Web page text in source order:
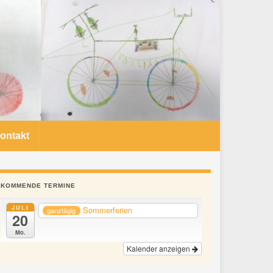
KOMMENDE TERMINE
JULI
20
Mo.
ganztägig Sommerferien
Kalender anzeigen